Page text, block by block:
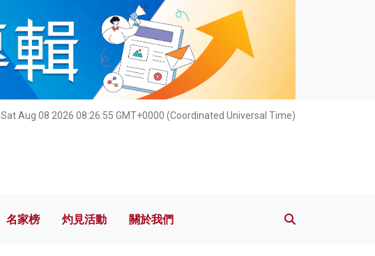
Sat Aug 08 2026 08:26:57 GMT+0000 (Coordinated Universal Time)
名家榜 灼見活動 關於我們
名家榜 灼見活動 關於我們